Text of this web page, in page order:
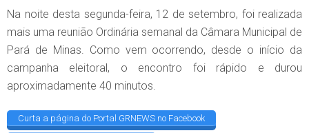
Na noite desta segunda-feira, 12 de setembro, foi realizada
mais uma reunião Ordinária semanal da Câmara Municipal de
Pará de Minas. Como vem ocorrendo, desde o início da
campanha eleitoral, o encontro foi rápido e durou
aproximadamente 40 minutos.
Curta a página do Portal GRNEWS no Facebook